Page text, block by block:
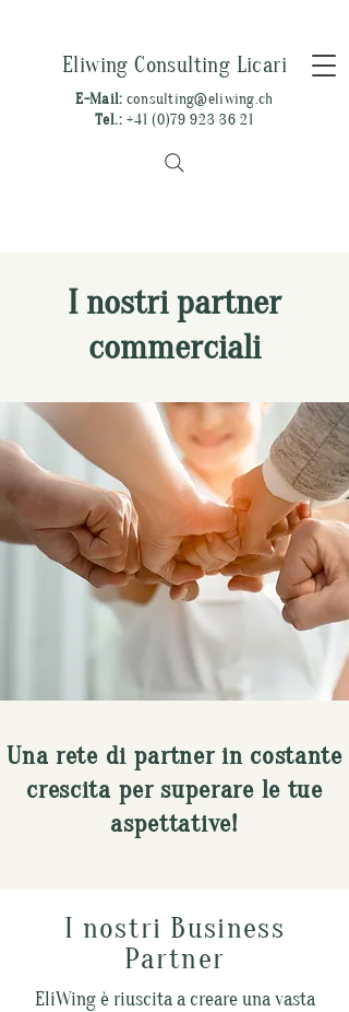
Eliwing Consulting Licari
E-Mail: consulting@eliwing.ch
Tel.: +41 (0)79 923 36 21
I nostri partner
commerciali
Una rete di partner in costante
crescita per superare le tue
aspettative!
I nostri Business
Partner
EliWing è riuscita a creare una vasta